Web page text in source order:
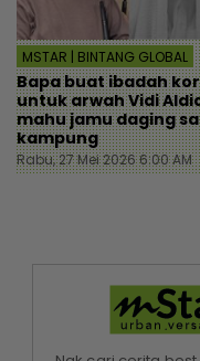
MSTAR | BINTANG GLOBAL
Bapa buat ibadah
untuk arwah Vidi
mahu jamu daging
kampung
Rabu, 27 Mei 2026 6:00 AM